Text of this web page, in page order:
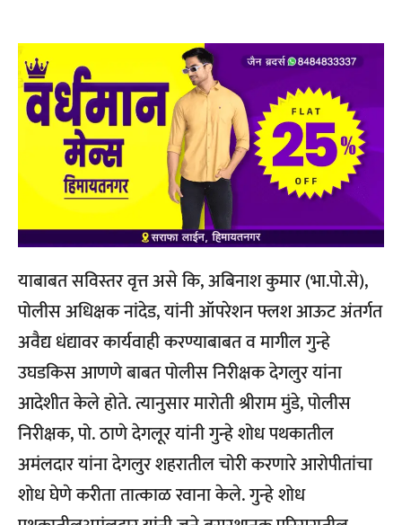
याबाबत सविस्तर वृत्त असे कि, अबिनाश कुमार (भा.पो.से),
पोलीस अधिक्षक नांदेड, यांनी ऑपरेशन फ्लश आऊट अंतर्गत
अवैद्य धंद्यावर कार्यवाही करण्याबाबत व मागील गुन्हे
उघडकिस आणणे बाबत पोलीस निरीक्षक देगलुर यांना
आदेशीत केले होते. त्यानुसार मारोती श्रीराम मुंडे, पोलीस
निरीक्षक, पो. ठाणे देगलूर यांनी गुन्हे शोध पथकातील
अमंलदार यांना देगलुर शहरातील चोरी करणारे आरोपीतांचा
शोध घेणे करीता तात्काळ रवाना केले. गुन्हे शोध